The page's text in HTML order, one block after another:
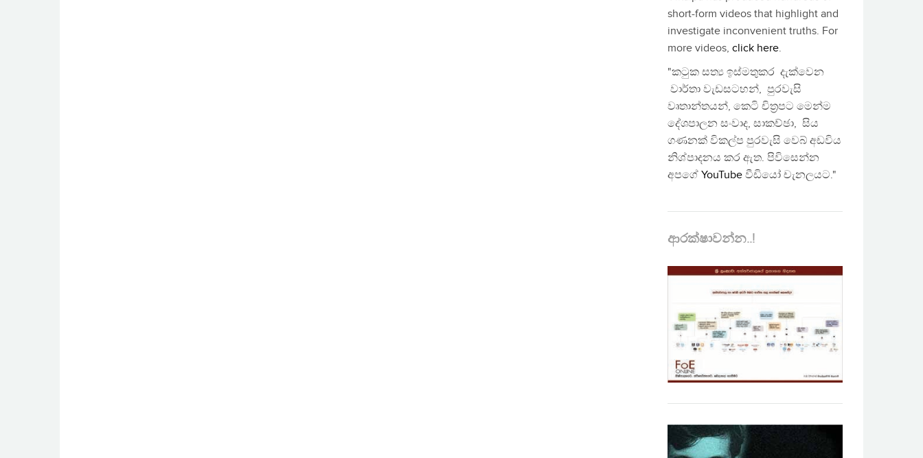
short-form videos that highlight and
investigate inconvenient truths. For
more videos, click here.
"කටුක සත්‍ය ඉස්මතුකර දැක්වෙන
වාර්තා වැඩසටහන්, පුරවැසි
වෘතාන්තයන්, කෙටි චිත්‍රපට මෙන්ම
දේශපාලන සංවාද, සාකච්ඡා, සිය
ගණනක් විකල්ප පුරවැසි වෙබ් අඩවිය
නිශ්පාදනය කර ඇත. පිවිසෙන්න
අපගේ YouTube වීඩියෝ චැනලයට."
ආරක්ෂාවන්න..!